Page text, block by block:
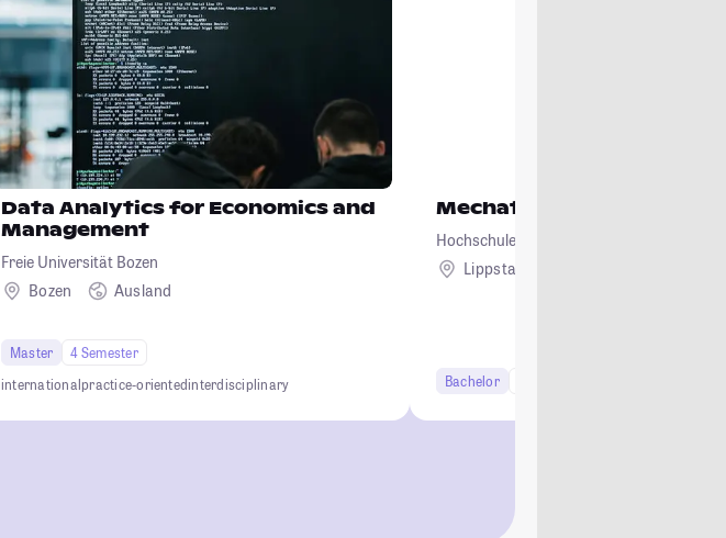
Data Analytics for Economics and
Management
Freie Universität Bozen
Bozen
Ausland
Master
4 Semester
internationalpractice-orientedinterdisciplinary
Mechatronik
Hochschule Hamm-Lippstadt
Lippstadt
Bachelor